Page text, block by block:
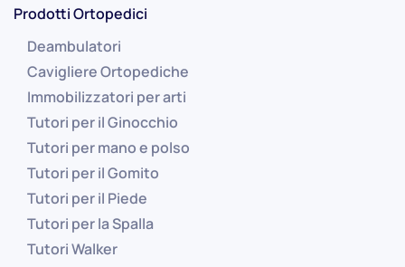
Prodotti Ortopedici
Deambulatori
Cavigliere Ortopediche
Immobilizzatori per arti
Tutori per il Ginocchio
Tutori per mano e polso
Tutori per il Gomito
Tutori per il Piede
Tutori per la Spalla
Tutori Walker